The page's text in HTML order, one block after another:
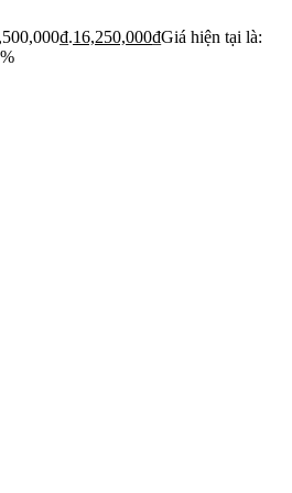
16,250,000₫Giá hiện tại là: